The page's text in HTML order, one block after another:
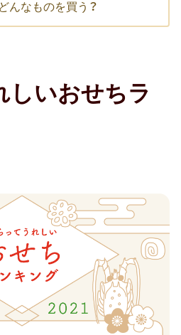
・創業記念（周年記念）
祝い
い
勤続表彰
見舞い
寿祝い
んなものを買う？
しいおせちラ